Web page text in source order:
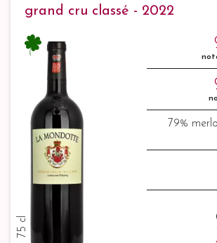
grand cru classé - 2022
75 cl
79%